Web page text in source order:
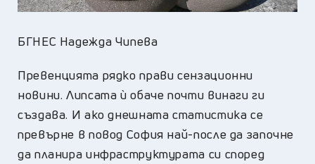
БГНЕС Надежда Чипева
Превенцията рядко прави сензационни
новини. Липсата ѝ обаче почти винаги ги
създава. И ако днешната статистика се
превърне в повод София най-после да започне
да планира инфраструктурата си според